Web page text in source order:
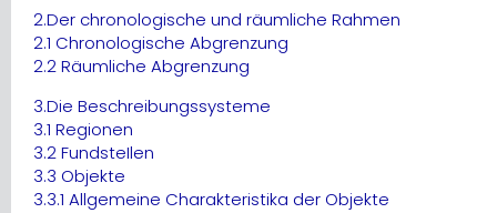
2.Der chronologische und räumliche Rahmen
2.1 Chronologische Abgrenzung
2.2 Räumliche Abgrenzung
3.Die Beschreibungssysteme
3.1 Regionen
3.2 FundsteIlen
3.3 Objekte
3.3.1 Allgemeine Charakteristika der Objekte